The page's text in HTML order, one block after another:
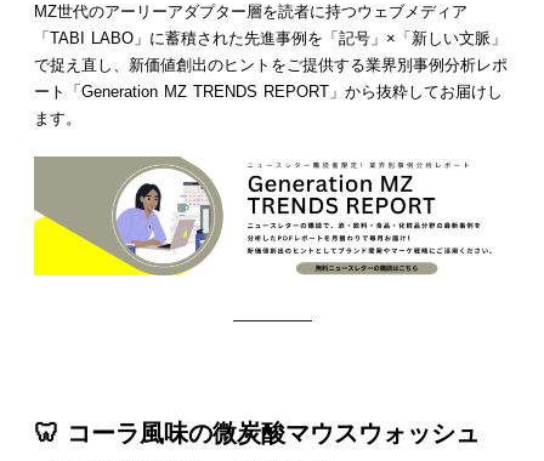
MZ世代のアーリーアダプター層を読者に持つウェブメディア
「TABI LABO」に蓄積された先進事例を「記号」×「新しい文脈」
で捉え直し、新価値創出のヒントをご提供する業界別事例分析レポ
ート「Generation MZ TRENDS REPORT」から抜粋してお届けし
ます。
—————
🦷 コーラ風味の微炭酸マウスウォッシュ